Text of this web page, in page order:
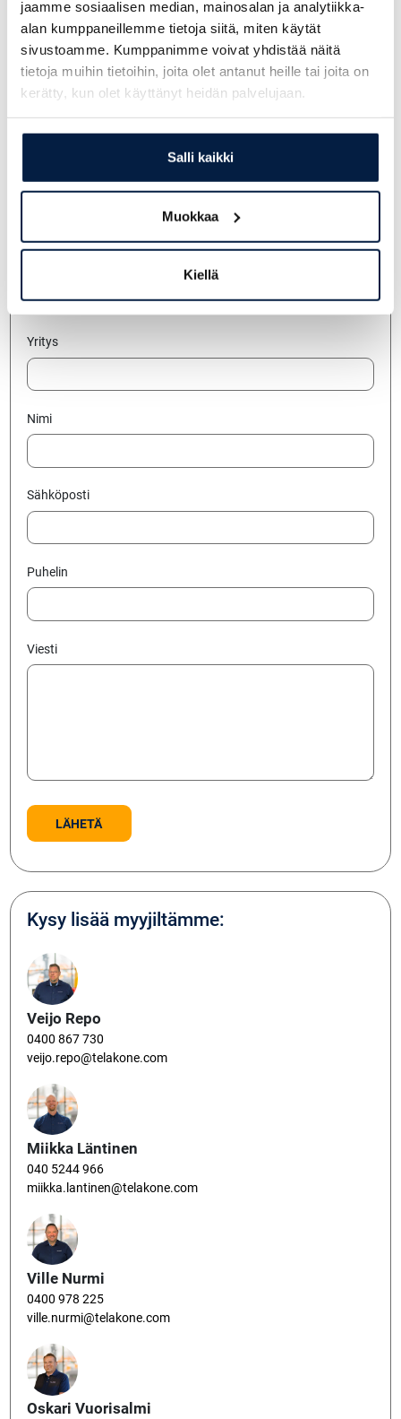
jaamme sosiaalisen median, mainosalan ja analytiikka-
alan kumppaneillemme tietoja siitä, miten käytät
sivustoamme. Kumppanimme voivat yhdistää näitä
tietoja muihin tietoihin, joita olet antanut heille tai joita on
kerätty, kun olet käyttänyt heidän palvelujaan.
Salli kaikki
Muokkaa
Kiellä
Yritys
Nimi
Sähköposti
Puhelin
Viesti
Kysy lisää myyjiltämme:
Veijo Repo
0400 867 730
veijo.repo@telakone.com
Miikka Läntinen
040 5244 966
miikka.lantinen@telakone.com
Ville Nurmi
0400 978 225
ville.nurmi@telakone.com
Oskari Vuorisalmi